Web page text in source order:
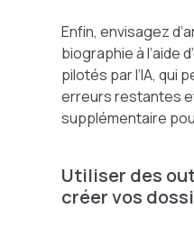
Enfin, envisagez
biographie à l’aide
pilotés par l’IA, qui
erreurs restantes
supplémentaire
Utiliser des
créer vos